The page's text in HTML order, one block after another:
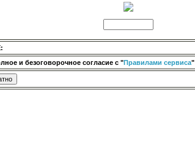
и безоговорочное согласие с "Правилами сервиса"